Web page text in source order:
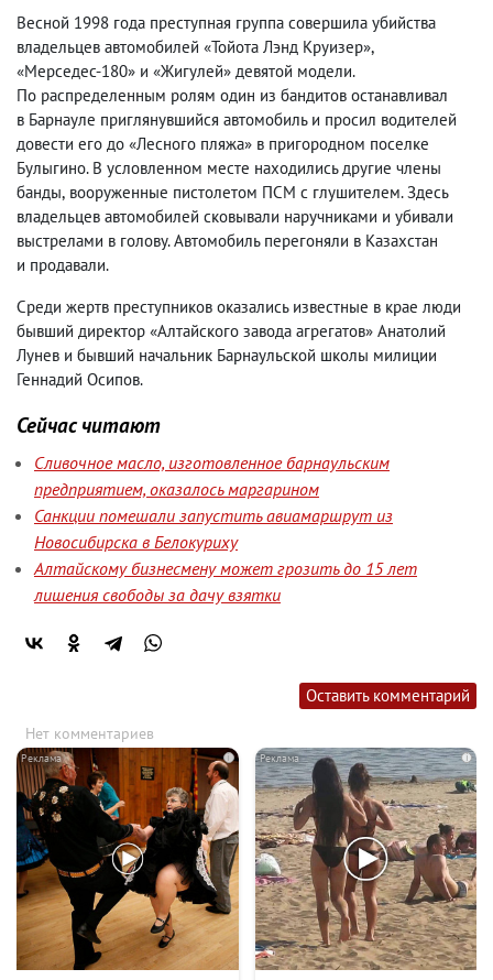
Весной 1998 года преступная группа совершила убийства
владельцев автомобилей «Тойота Лэнд Круизер»,
«Мерседес-180» и «Жигулей» девятой модели.
По распределенным ролям один из бандитов останавливал
в Барнауле приглянувшийся автомобиль и просил водителей
довести его до «Лесного пляжа» в пригородном поселке
Булыгино. В условленном месте находились другие члены
банды, вооруженные пистолетом ПСМ с глушителем. Здесь
владельцев автомобилей сковывали наручниками и убивали
выстрелами в голову. Автомобиль перегоняли в Казахстан
и продавали.
Среди жертв преступников оказались известные в крае люди
бывший директор «Алтайского завода агрегатов» Анатолий
Лунев и бывший начальник Барнаульской школы милиции
Геннадий Осипов.
Сейчас читают
Сливочное масло, изготовленное барнаульским
предприятием, оказалось маргарином
Санкции помешали запустить авиамаршрут из
Новосибирска в Белокуриху
Алтайскому бизнесмену может грозить до 15 лет
лишения свободы за дачу взятки
Оставить комментарий
Нет комментариев
i i